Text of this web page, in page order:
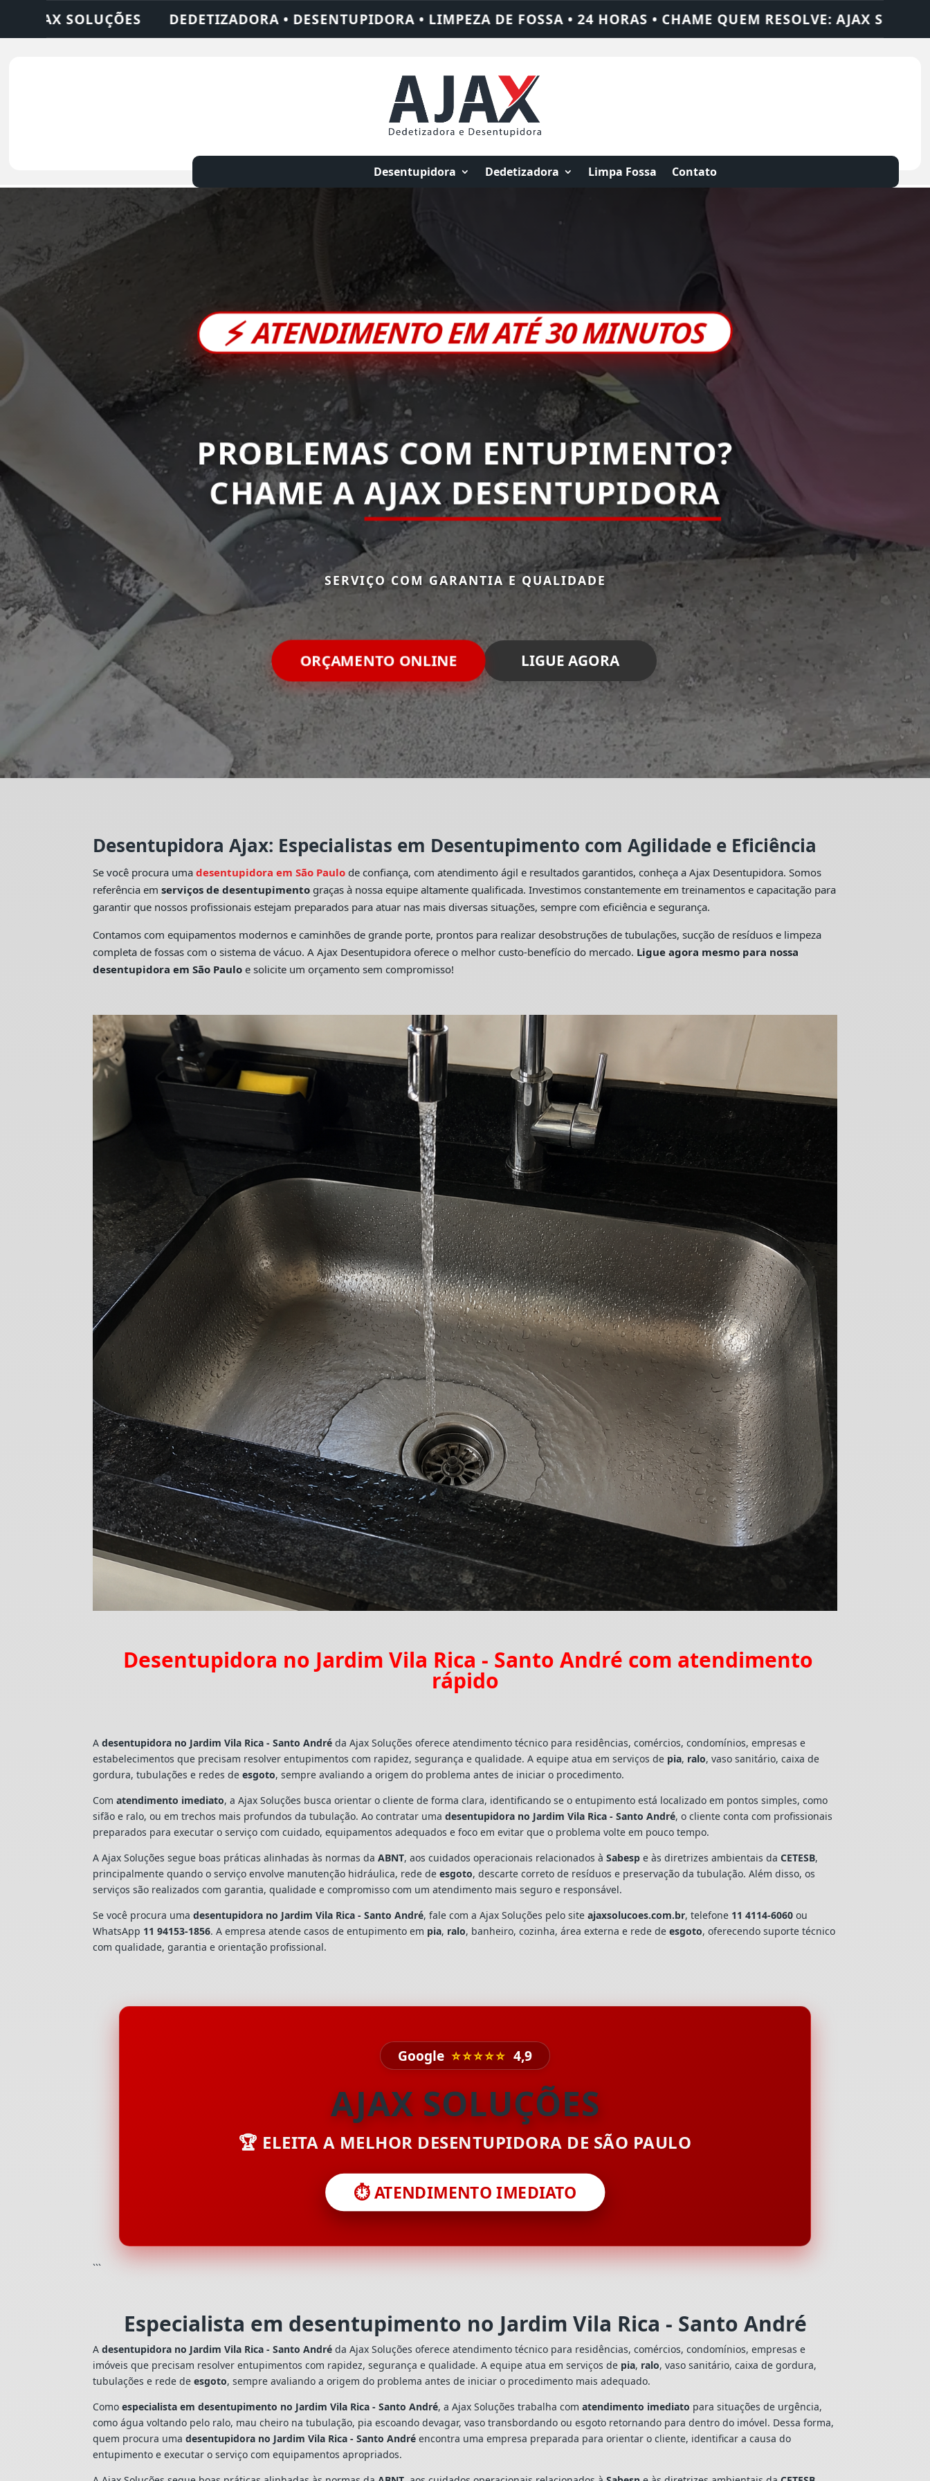
• DESENTUPIDORA • LIMPEZA DE FOSSA • 24 HORAS • CHAME QUEM RESOLVE: AJAX SOLUÇÕES DEDETIZADORA •
Desentupidora Dedetizadora Limpa Fossa Contato
⚡ATENDIMENTO EM ATÉ 30 MINUTOS
PROBLEMAS COM ENTUPIMENTO?
CHAME A AJAX DESENTUPIDORA
SERVIÇO COM GARANTIA E QUALIDADE
ORÇAMENTO ONLINE LIGUE AGORA
Desentupidora Ajax: Especialistas em Desentupimento com Agilidade e Eficiência
Se você procura umadesentupidora em São Paulo de confiança, com atendimento ágil e resultados garantidos, conheça a Ajax Desentupidora. Somos
referência emserviços de desentupimento graças à nossa equipe altamente qualificada. Investimos constantemente em treinamentos e capacitação para
garantir que nossos profissionais estejam preparados para atuar nas mais diversas situações, sempre com eficiência e segurança.
Contamos com equipamentos modernos e caminhões de grande porte, prontos para realizar desobstruções de tubulações, sucção de resíduos e limpeza
completa de fossas com o sistema de vácuo. A Ajax Desentupidora oferece o melhor custo-benefício do mercado. Ligue agora mesmo para nossa
desentupidora em São Paulo e solicite um orçamento sem compromisso!
Desentupidora no Jardim Vila Rica - Santo André com atendimento
rápido
Adesentupidora no Jardim Vila Rica - Santo André da Ajax Soluções oferece atendimento técnico para residências, comércios, condomínios, empresas e
estabelecimentos que precisam resolver entupimentos com rapidez, segurança e qualidade. A equipe atua em serviços de pia, ralo, vaso sanitário, caixa de
gordura, tubulações e redes deesgoto, sempre avaliando a origem do problema antes de iniciar o procedimento.
Comatendimento imediato, a Ajax Soluções busca orientar o cliente de forma clara, identificando se o entupimento está localizado em pontos simples, como
sifão e ralo, ou em trechos mais profundos da tubulação. Ao contratar umadesentupidora no Jardim Vila Rica - Santo André, o cliente conta com profissionais
preparados para executar o serviço com cuidado, equipamentos adequados e foco em evitar que o problema volte em pouco tempo.
A Ajax Soluções segue boas práticas alinhadas às normas daABNT, aos cuidados operacionais relacionados àSabesp e às diretrizes ambientais daCETESB,
principalmente quando o serviço envolve manutenção hidráulica, rede deesgoto, descarte correto de resíduos e preservação da tubulação. Além disso, os
serviços são realizados com garantia, qualidade e compromisso com um atendimento mais seguro e responsável.
Se você procura umadesentupidora no Jardim Vila Rica - Santo André, fale com a Ajax Soluções pelo siteajaxsolucoes.com.br, telefone 11 4114-6060 ou
WhatsApp 11 94153-1856. A empresa atende casos de entupimento em pia, ralo, banheiro, cozinha, área externa e rede deesgoto, oferecendo suporte técnico
com qualidade, garantia e orientação profissional.
Google ⭐⭐⭐⭐⭐ 4,9
AJAX SOLUÇÕES
🏆 ELEITA A MELHOR DESENTUPIDORA DE SÃO PAULO
⏱️ ATENDIMENTO IMEDIATO
```
Especialista em desentupimento no Jardim Vila Rica - Santo André
Adesentupidora no Jardim Vila Rica - Santo André da Ajax Soluções oferece atendimento técnico para residências, comércios, condomínios, empresas e
imóveis que precisam resolver entupimentos com rapidez, segurança e qualidade. A equipe atua em serviços de pia, ralo, vaso sanitário, caixa de gordura,
tubulações e rede deesgoto, sempre avaliando a origem do problema antes de iniciar o procedimento mais adequado.
Comoespecialista em desentupimento no Jardim Vila Rica - Santo André, a Ajax Soluções trabalha comatendimento imediato para situações de urgência,
como água voltando pelo ralo, mau cheiro na tubulação, pia escoando devagar, vaso transbordando ou esgoto retornando para dentro do imóvel. Dessa forma,
quem procura umadesentupidora no Jardim Vila Rica - Santo André encontra uma empresa preparada para orientar o cliente, identificar a causa do
entupimento e executar o serviço com equipamentos apropriados.